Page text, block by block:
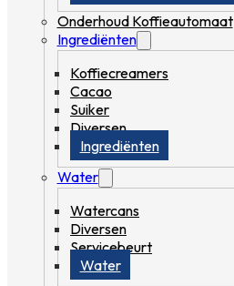
Onderhoud Koffieautomaat
Ingrediënten
Koffiecreamers
Cacao
Suiker
Diversen
Ingrediënten
Water
Watercans
Diversen
Servicebeurt
Water